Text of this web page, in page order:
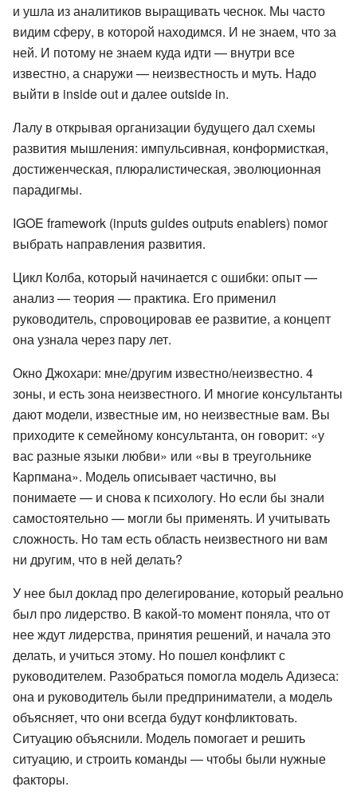
и ушла из аналитиков выращивать чеснок. Мы часто
видим сферу, в которой находимся. И не знаем, что за
ней. И потому не знаем куда идти — внутри все
известно, а снаружи — неизвестность и муть. Надо
выйти в inside out и далее outside in.
Лалу в открывая организации будущего дал схемы
развития мышления: импульсивная, конформисткая,
достиженческая, плюралистическая, эволюционная
парадигмы.
IGOE framework (inputs guides outputs enablers) помог
выбрать направления развития.
Цикл Колба, который начинается с ошибки: опыт —
анализ — теория — практика. Его применил
руководитель, спровоцировав ее развитие, а концепт
она узнала через пару лет.
Окно Джохари: мне/другим известно/неизвестно. 4
зоны, и есть зона неизвестного. И многие консультанты
дают модели, известные им, но неизвестные вам. Вы
приходите к семейному консультанта, он говорит: «у
вас разные языки любви» или «вы в треугольнике
Карпмана». Модель описывает частично, вы
понимаете — и снова к психологу. Но если бы знали
самостоятельно — могли бы применять. И учитывать
сложность. Но там есть область неизвестного ни вам
ни другим, что в ней делать?
У нее был доклад про делегирование, который реально
был про лидерство. В какой-то момент поняла, что от
нее ждут лидерства, принятия решений, и начала это
делать, и учиться этому. Но пошел конфликт с
руководителем. Разобраться помогла модель Адизеса:
она и руководитель были предприниматели, а модель
объясняет, что они всегда будут конфликтовать.
Ситуацию объяснили. Модель помогает и решить
ситуацию, и строить команды — чтобы были нужные
факторы.